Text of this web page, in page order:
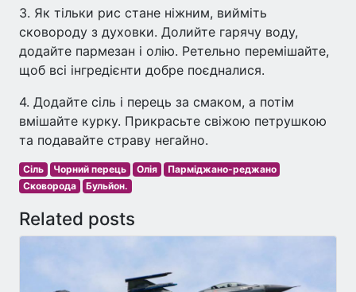
3. Як тільки рис стане ніжним, вийміть
сковороду з духовки. Долийте гарячу воду,
додайте пармезан і олію. Ретельно перемішайте,
щоб всі інгредієнти добре поєдналися.
4. Додайте сіль і перець за смаком, а потім
вмішайте курку. Прикрасьте свіжою петрушкою
та подавайте страву негайно.
Сіль Чорний перець Олія
Парміджано-реджано
Сковорода
Бульйон.
Related posts